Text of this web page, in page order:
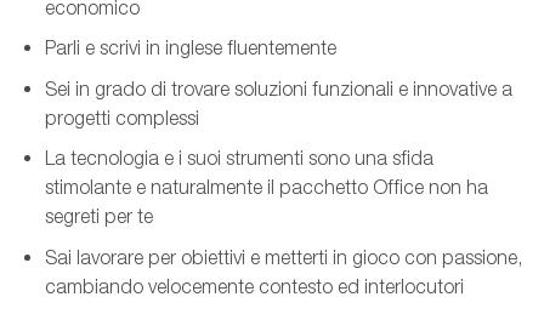
economico
Parli e scrivi in inglese fluentemente
Sei in grado di trovare soluzioni funzionali e innovative a
progetti complessi
La tecnologia e i suoi strumenti sono una sfida
stimolante e naturalmente il pacchetto Office non ha
segreti per te
Sai lavorare per obiettivi e metterti in gioco con passione,
cambiando velocemente contesto ed interlocutori